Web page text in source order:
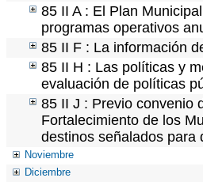
85 II A : El Plan
programas operativos
85 II F : La información
85 II H : Las políticas y
evaluación de políticas
85 II J : Previo convenio
Fortalecimiento de los
destinos señalados para
Noviembre
Diciembre